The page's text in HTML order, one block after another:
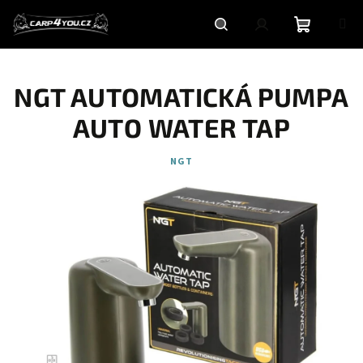
obsah
HledatPřihlášeníNákupní
košík
NGT AUTOMATICKÁ PUMPA
AUTO WATER TAP
NGT